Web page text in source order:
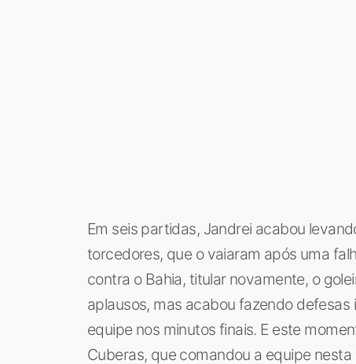
Em seis partidas, Jandrei acabou
torcedores, que o vaiaram após uma
contra o Bahia, titular novamente, o
aplausos, mas acabou fazendo
equipe nos minutos finais. E este
Cuberas, que comandou a equipe